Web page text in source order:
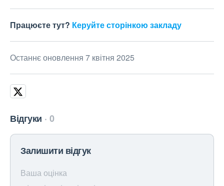
Працюєте тут? Керуйте сторінкою закладу
Останнє оновлення 7 квітня 2025
Відгуки 0
Залишити відгук
Ваша оцінка